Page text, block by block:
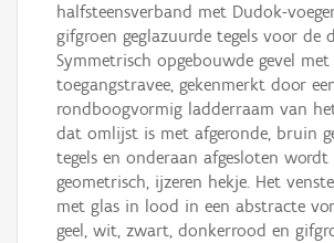
halfsteensverband met Dudok-
gifgroen geglazuurde tegels voor de
Symmetrisch opgebouwde gevel
toegangstravee, gekenmerkt door
rondboogvormig ladderraam van
dat omlijst is met afgeronde, bruin
tegels en onderaan afgesloten wordt
geometrisch, ijzeren hekje. Het
met glas in lood in een abstracte
geel, wit, zwart, donkerrood en